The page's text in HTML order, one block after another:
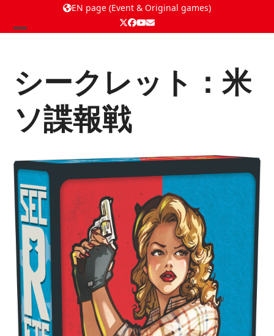
EN page (Event & Original games)
Twitter
Facebook
YouTube
Email
menu
menu
シークレット：米
ソ諜報戦